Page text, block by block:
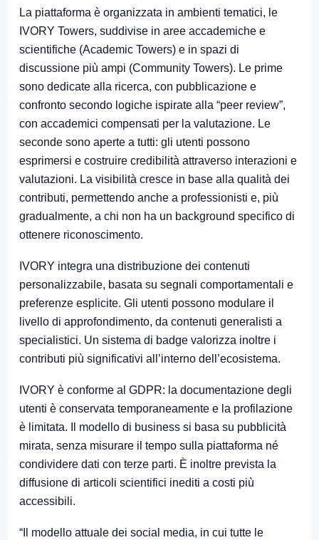
La piattaforma è organizzata in ambienti tematici, le
IVORY Towers, suddivise in aree accademiche e
scientifiche (Academic Towers) e in spazi di
discussione più ampi (Community Towers). Le prime
sono dedicate alla ricerca, con pubblicazione e
confronto secondo logiche ispirate alla “peer review”,
con accademici compensati per la valutazione. Le
seconde sono aperte a tutti: gli utenti possono
esprimersi e costruire credibilità attraverso interazioni e
valutazioni. La visibilità cresce in base alla qualità dei
contributi, permettendo anche a professionisti e, più
gradualmente, a chi non ha un background specifico di
ottenere riconoscimento.
IVORY integra una distribuzione dei contenuti
personalizzabile, basata su segnali comportamentali e
preferenze esplicite. Gli utenti possono modulare il
livello di approfondimento, da contenuti generalisti a
specialistici. Un sistema di badge valorizza inoltre i
contributi più significativi all’interno dell’ecosistema.
IVORY è conforme al GDPR: la documentazione degli
utenti è conservata temporaneamente e la profilazione
è limitata. Il modello di business si basa su pubblicità
mirata, senza misurare il tempo sulla piattaforma né
condividere dati con terze parti. È inoltre prevista la
diffusione di articoli scientifici inediti a costi più
accessibili.
“Il modello attuale dei social media, in cui tutte le